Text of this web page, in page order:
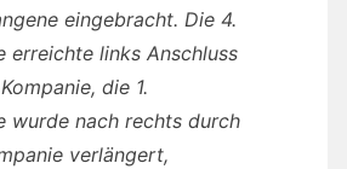
eingebracht. Die 4.
erreichte links Anschluss
die 1.
wurde nach rechts durch
verlängert,